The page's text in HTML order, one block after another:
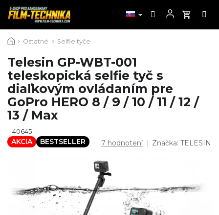
na
Ostatné Selfie tyče
Telesin GP-WBT-001
teleskopická selfie tyč s
diaľkovým ovládaním pre
GoPro HERO 8 / 9 / 10 / 11 / 12 /
13 / Max
40645
AKCIA BESTSELLER
Priemerné
produktu
je
4,6
z
hviezdičiek.
7 hodnotení Značka:TELESIN